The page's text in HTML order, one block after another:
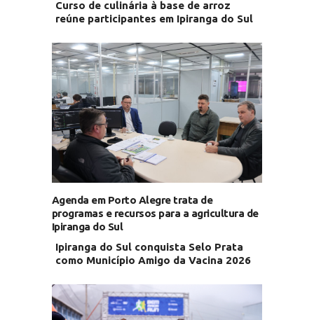
Curso de culinária à base de arroz
reúne participantes em Ipiranga do Sul
Agenda em Porto Alegre trata de
programas e recursos para a agricultura de
Ipiranga do Sul
Ipiranga do Sul conquista Selo Prata
como Município Amigo da Vacina 2026